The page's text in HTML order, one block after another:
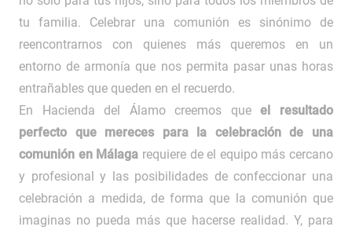
tu familia. Celebrar una comunión es sinónimo de
reencontrarnos con quienes más queremos en un
entorno de armonía que nos permita pasar unas horas
entrañables que queden en el recuerdo.
En Hacienda del Álamo creemos queel resultado
perfecto que mereces para la celebración de una
comunión en Málaga requiere de el equipo más cercano
y profesional y las posibilidades de confeccionar una
celebración a medida, de forma que la comunión que
imaginas no pueda más que hacerse realidad. Y, para